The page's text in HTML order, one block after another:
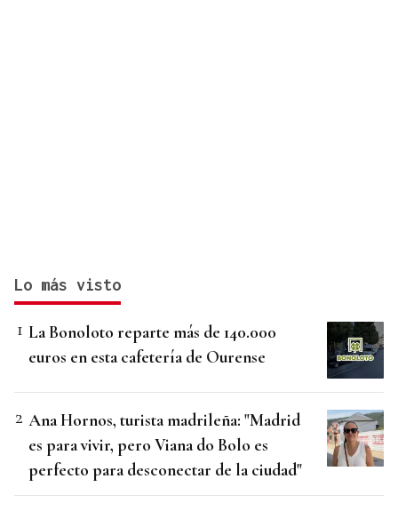
Lo más visto
La Bonoloto reparte más de 140.000
euros en esta cafetería de Ourense
Ana Hornos, turista madrileña: "Madrid
es para vivir, pero Viana do Bolo es
perfecto para desconectar de la ciudad"